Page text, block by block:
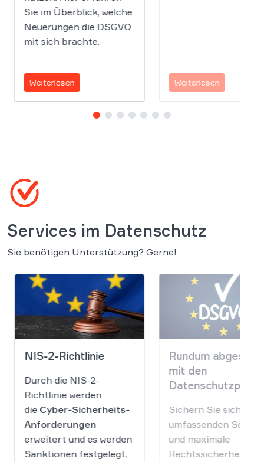
Sie im Überblick, welche
Neuerungen die DSGVO
mit sich brachte.
Weiterlesen Weiterlesen
Services im Datenschutz
Sie benötigen Unterstützung? Gerne!
NIS-2-Richtlinie
Durch die NIS-2-
Richtlinie werden
die Cyber-Sicherheits-
Anforderungen
erweitert und es werden
Sanktionen festgelegt,
Rundum
mit den
Sichern Sie sich
umfassenden Schutz
und maximale
Rechtssicherheit mit